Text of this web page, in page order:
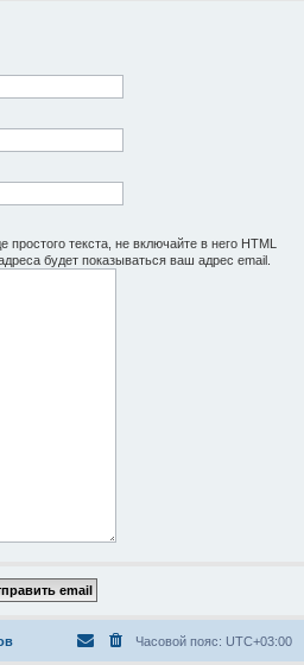
текста, не включайте в него HTML
будет показываться ваш адрес email.
Часовой пояс: UTC+03:00